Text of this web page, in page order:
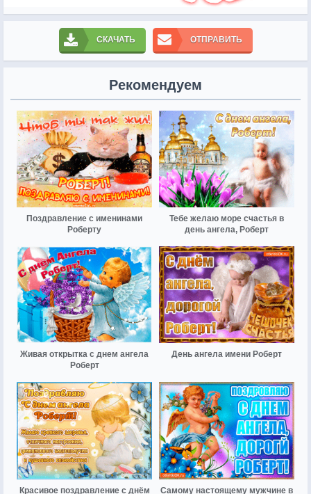
СКАЧАТЬ ОТПРАВИТЬ
Рекомендуем
Поздравление с именинами
Роберту
Тебе желаю море счастья в
день ангела, Роберт
Живая открытка с днем ангела
Роберт
День ангела имени Роберт
Красивое поздравление с днём
Самому настоящему мужчине в